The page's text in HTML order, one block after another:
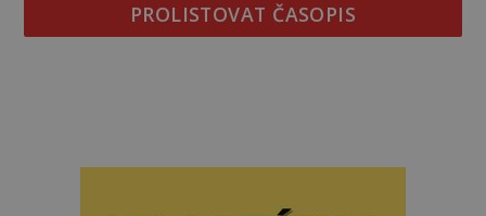
PROLISTOVAT ČASOPIS